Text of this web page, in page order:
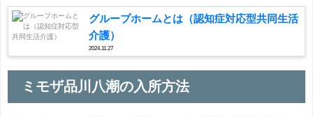
グループホームとは（認知症対応型共同生活
介護）
2024.11.27
ミモザ品川八潮の入所方法